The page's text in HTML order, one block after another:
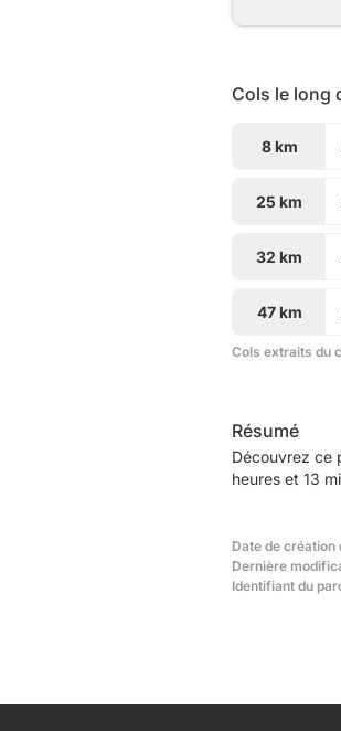
Cols le long
8 km
25 km
32 km
47 km
Cols extraits du
Résumé
Découvrez ce
heures et 13
Date de création
Dernière
Identifiant du